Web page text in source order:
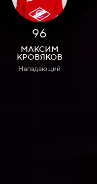
96
МАКСИМ
КРОВЯКОВ
Нападающий